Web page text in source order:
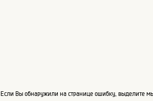
Если Вы обнаружили на странице ошибку, выделите